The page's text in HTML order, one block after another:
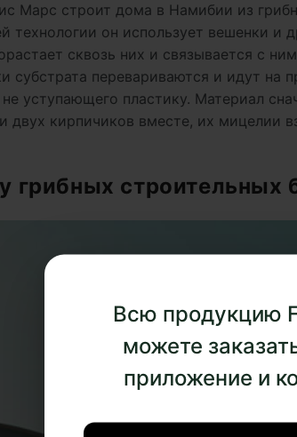
Всю продукцию
можете
приложение и
Марс строит дома в Намибии из
технологии он использует вешенки и
сквозь них и связывается с
субстрата перевариваются и идут на
уступающего пластику. Материал
двух кирпичиков вместе, их мицелии
грибных строительных